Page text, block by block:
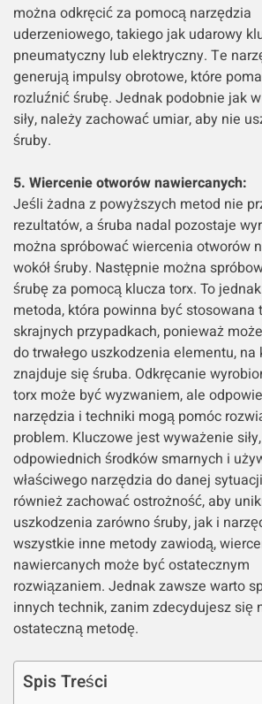
można odkręcić za pomocą narzędzia
uderzeniowego, takiego jak udarowy
pneumatyczny lub elektryczny. Te
generują impulsy obrotowe, które
rozluźnić śrubę. Jednak podobnie jak
siły, należy zachować umiar, aby nie
śruby.
5. Wiercenie otworów nawiercanych:
Jeśli żadna z powyższych metod nie
rezultatów, a śruba nadal pozostaje
można spróbować wiercenia otworów
wokół śruby. Następnie można
śrubę za pomocą klucza torx. To
metoda, która powinna być stosowana
skrajnych przypadkach, ponieważ
do trwałego uszkodzenia elementu, na
znajduje się śruba. Odkręcanie
torx może być wyzwaniem, ale
narzędzia i techniki mogą pomóc
problem. Kluczowe jest wyważenie
odpowiednich środków smarnych i
właściwego narzędzia do danej
również zachować ostrożność, aby
uszkodzenia zarówno śruby, jak i
wszystkie inne metody zawiodą,
nawiercanych może być ostatecznym
rozwiązaniem. Jednak zawsze warto
innych technik, zanim zdecydujesz się
ostateczną metodę.
Spis Treści